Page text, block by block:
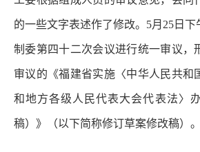
的一些文字表述作了修改。5月25日
制委第四十二次会议进行统一审议，
审议的《福建省实施〈中华人民共和
和地方各级人民代表大会代表法〉
稿）》（以下简称修订草案修改稿）。